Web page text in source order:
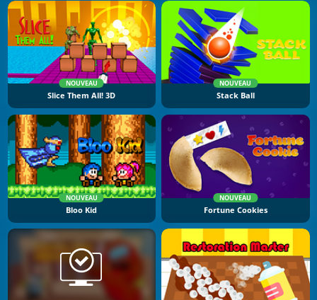
NOUVEAU
Slice Them All! 3D
NOUVEAU
Stack Ball
NOUVEAU
Bloo Kid
NOUVEAU
Fortune Cookies